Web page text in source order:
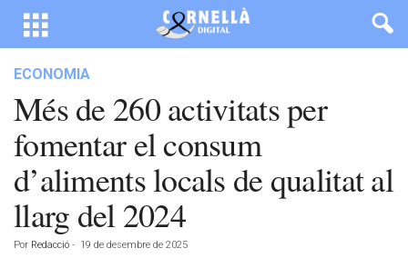
ECONOMIA
Més de 260 activitats per
fomentar el consum
d’aliments locals de qualitat al
llarg del 2024
Por Redacció - 19 de desembre de 2025